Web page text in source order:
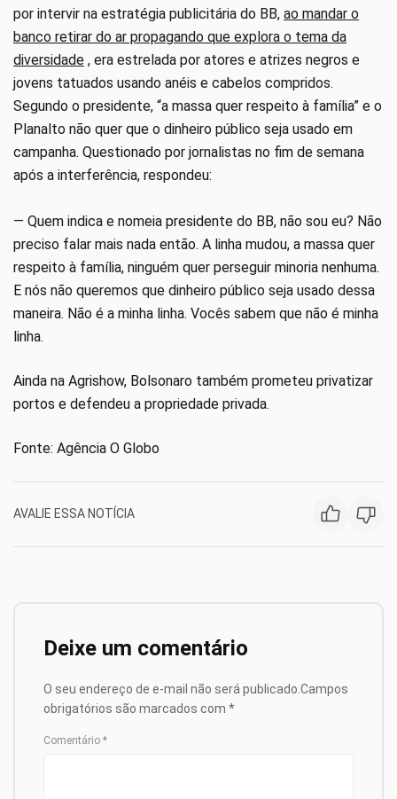
por intervir na estratégia publicitária do BB, ao mandar o
banco retirar do ar propagando que explora o tema da
diversidade , era estrelada por atores e atrizes negros e
jovens tatuados usando anéis e cabelos compridos.
Segundo o presidente, “a massa quer respeito à família” e o
Planalto não quer que o dinheiro público seja usado em
campanha. Questionado por jornalistas no fim de semana
após a interferência, respondeu:
— Quem indica e nomeia presidente do BB, não sou eu? Não
preciso falar mais nada então. A linha mudou, a massa quer
respeito à família, ninguém quer perseguir minoria nenhuma.
E nós não queremos que dinheiro público seja usado dessa
maneira. Não é a minha linha. Vocês sabem que não é minha
linha.
Ainda na Agrishow, Bolsonaro também prometeu privatizar
portos e defendeu a propriedade privada.
Fonte: Agência O Globo
AVALIE ESSA NOTÍCIA
Deixe um comentário
O seu endereço de e-mail não será publicado. Campos
obrigatórios são marcados com *
Comentário *